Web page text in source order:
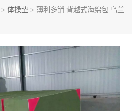
> 体操垫 > 薄利多销 背越式海绵包 乌兰
400米障碍器材1